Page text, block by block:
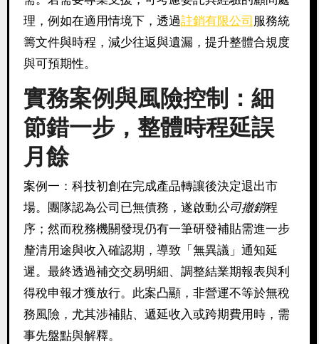
理，例如在適用情境下，透過註銷有限公司 服務統
籌文件與時程，減少往返與遺漏，提升整體合規度
與可預期性。
實務案例與風險控制：細
節錯一步，整體時程延誤
月餘
案例一：科技初創在完成產品轉讓後決定退出市
場。團隊認為公司已無債務，遂啟動公司撤銷程
序；然而稅務機關發現仍有一筆研發補貼需進一步
釐清用途與收入確認期，導致「無異議」通知延
遲。最終透過補交交易明細、調整結業期報表與利
得稅申報才獲放行。此案凸顯，非營運不等於無稅
務風險，尤其涉補貼、遞延收入或跨期費用時，需
事先盤點與解釋。